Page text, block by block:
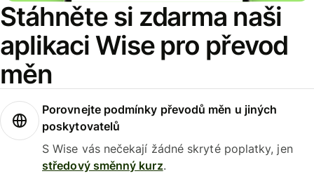
Stáhněte si zdarma naši
aplikaci Wise pro převod
měn
Porovnejte podmínky převodů měn u jiných
poskytovatelů
S Wise vás nečekají žádné skryté poplatky, jen
středový směnný kurz.